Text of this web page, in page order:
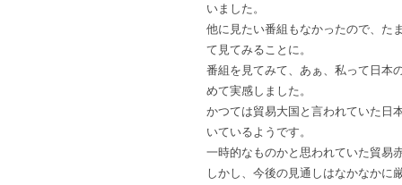
いました。
他に見たい番組もなかったので、た
て見てみることに。
番組を見てみて、あぁ、私って日本
めて実感しました。
かつては貿易大国と言われていた日
いているようです。
一時的なものかと思われていた貿易
しかし、今後の見通しはなかなかに